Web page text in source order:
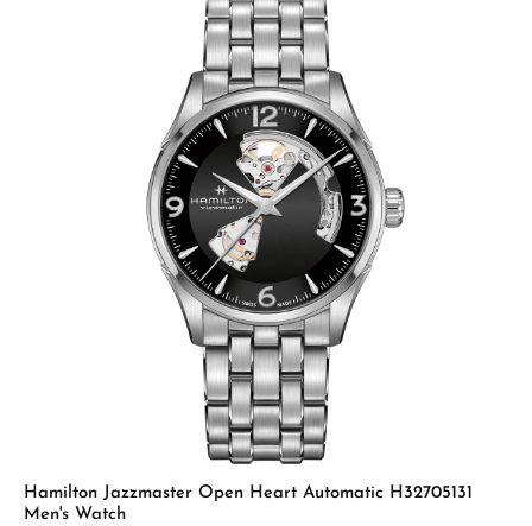
Hamilton Jazzmaster Open Heart Automatic H32705131
Men's Watch